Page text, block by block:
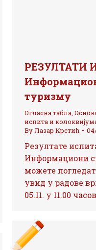
РЕЗУЛТАТИ
туризму
Огласна табла,
испита и
ByЛазар Крстић
Резултате
Информациони
можете
увид у радове
05.11. у 11.00